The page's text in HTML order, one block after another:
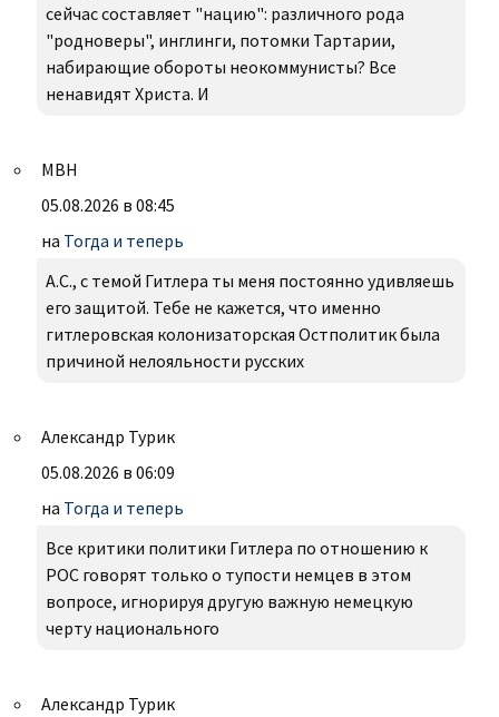
сейчас составляет "нацию": различного рода
"родноверы", инглинги, потомки Тартарии,
набирающие обороты неокоммунисты? Все
ненавидят Христа. И
МВН
05.08.2026 в 08:45
на Тогда и теперь
А.С., с темой Гитлера ты меня постоянно удивляешь
его защитой. Тебе не кажется, что именно
гитлеровская колонизаторская Остполитик была
причиной нелояльности русских
Александр Турик
05.08.2026 в 06:09
на Тогда и теперь
Все критики политики Гитлера по отношению к
РОС говорят только о тупости немцев в этом
вопросе, игнорируя другую важную немецкую
черту национального
Александр Турик